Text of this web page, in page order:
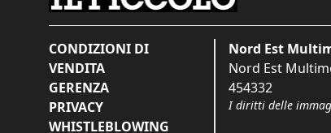
CONDIZIONI DI
VENDITA
GERENZA
PRIVACY
WHISTLEBLOWING
Nord Est
Nord Est
454332
I diritti delle